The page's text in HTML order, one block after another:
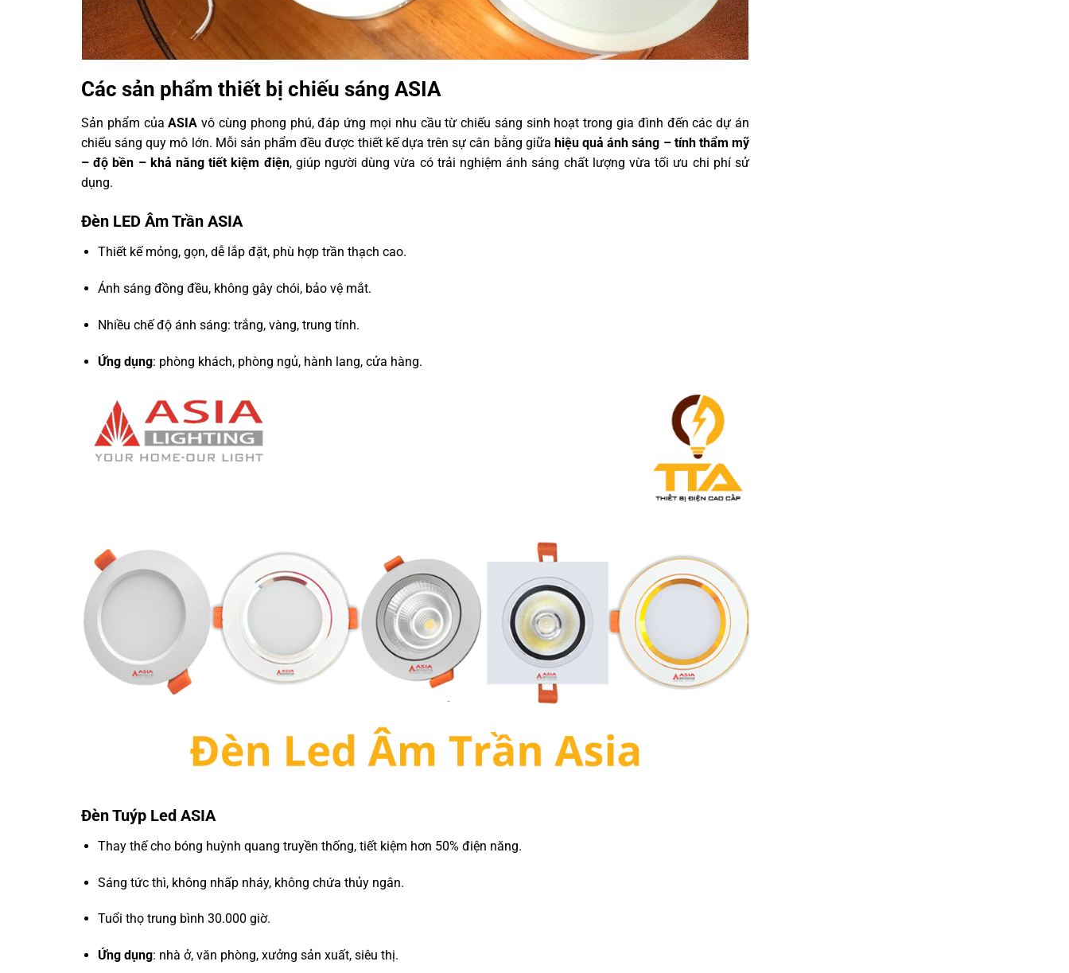
Các sản phẩm thiết bị chiếu sáng ASIA
Sản phẩm củaASIA vô cùng phong phú, đáp ứng mọi nhu cầu từ chiếu sáng sinh hoạt trong gia đình đến các dự án
chiếu sáng quy mô lớn. Mỗi sản phẩm đều được thiết kế dựa trên sự cân bằng giữa hiệu quả ánh sáng – tính thẩm mỹ
– độ bền – khả năng tiết kiệm điện, giúp người dùng vừa có trải nghiệm ánh sáng chất lượng vừa tối ưu chi phí sử
dụng.
Đèn LED Âm Trần ASIA
Thiết kế mỏng, gọn, dễ lắp đặt, phù hợp trần thạch cao.
Ánh sáng đồng đều, không gây chói, bảo vệ mắt.
Nhiều chế độ ánh sáng: trắng, vàng, trung tính.
Ứng dụng: phòng khách, phòng ngủ, hành lang, cửa hàng.
Đèn Tuýp Led ASIA
Thay thế cho bóng huỳnh quang truyền thống, tiết kiệm hơn 50% điện năng.
Sáng tức thì, không nhấp nháy, không chứa thủy ngân.
Tuổi thọ trung bình 30.000 giờ.
Ứng dụng: nhà ở, văn phòng, xưởng sản xuất, siêu thị.